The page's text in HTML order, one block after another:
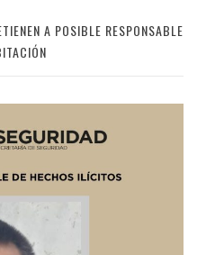
A POSIBLE RESPONSABLE